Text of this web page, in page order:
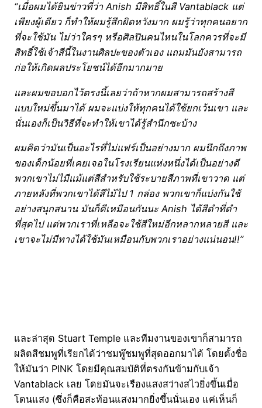
“เมื่อผมได้ยินข่าวที่ว่า Anish มีสิทธิ์ในสี Vantablack แต่
เพียงผู้เดียว ก็ทำให้ผมรู้สึกผิดหวังมาก ผมรู้ว่าทุกคนอยาก
ที่จะใช้มัน ไม่ว่าใครๆ หรือศิลปินคนไหนในโลกควรที่จะมี
สิทธิ์ใช้เจ้าสีนี้ในงานศิลปะของตัวเอง แถมมันยังสามารถ
ก่อให้เกิดผลประโยชน์ได้อีกมากมาย
และผมขอบอกไว้ตรงนี้เลยว่าถ้าหากผมสามารถสร้างสี
แบบใหม่ขึ้นมาได้ ผมจะแบ่งให้ทุกคนได้ใช้ยกเว้นเขา และ
นั่นเองก็เป็นวิธีที่จะทำให้เขาได้รู้สำนึกซะบ้าง
ผมคิดว่ามันเป็นอะไรที่ไม่แฟร์เป็นอย่างมาก ผมนึกถึงภาพ
ของเด็กน้อยที่เคยเจอในโรงเรียนแห่งหนึ่งได้เป็นอย่างดี
พวกเขาไม่ไมีแม้แต่สีสำหรับใช้ระบายสีภาพที่เขาวาด แต่
ภายหลังที่พวกเขาได้สีไม้ไป 1 กล่อง พวกเขาก็แบ่งกันใช้
อย่างสนุกสนาน มันก็ดีเหมือนกันนะ Anish ได้สีดำที่ดำ
ที่สุดไป แต่พวกเราที่เหลือจะใช้สีใหม่อีกหลากหลายสี และ
เขาจะไม่มีทางได้ใช้มันเหมือนกับพวกเราอย่างแน่นอน!!”
และล่าสุด Stuart Temple และทีมงานของเขาก็สามารถ
ผลิตสีชมพูที่เรียกได้ว่าชมพู๊ชมพูที่สุดออกมาได้ โดยตั้งชื่อ
ให้มันว่า PINK โดยมีคุณสมบัติที่ตรงกันข้ามกับเจ้า
Vantablack เลย โดยมันจะเรืองแสงสว่างสไวยิ่งขึ้นเมื่อ
โดนแสง (ซึ่งก็คือสะท้อนแสงมากยิ่งขึ้นนั่นเอง แค่เห็นก็